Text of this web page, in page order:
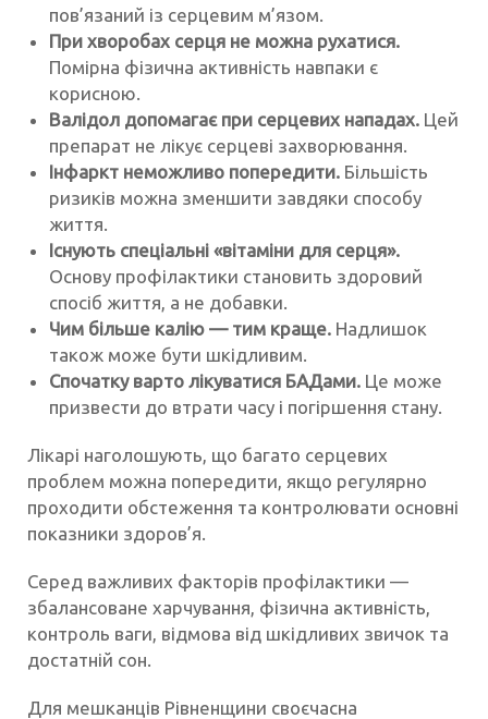
пов’язаний із серцевим м’язом.
При хворобах серця не можна рухатися.
Помірна фізична активність навпаки є
корисною.
Валідол допомагає при серцевих нападах. Цей
препарат не лікує серцеві захворювання.
Інфаркт неможливо попередити. Більшість
ризиків можна зменшити завдяки способу
життя.
Існують спеціальні «вітаміни для серця».
Основу профілактики становить здоровий
спосіб життя, а не добавки.
Чим більше калію — тим краще. Надлишок
також може бути шкідливим.
Спочатку варто лікуватися БАДами. Це може
призвести до втрати часу і погіршення стану.
Лікарі наголошують, що багато серцевих
проблем можна попередити, якщо регулярно
проходити обстеження та контролювати основні
показники здоров’я.
Серед важливих факторів профілактики —
збалансоване харчування, фізична активність,
контроль ваги, відмова від шкідливих звичок та
достатній сон.
Для мешканців Рівненщини своєчасна